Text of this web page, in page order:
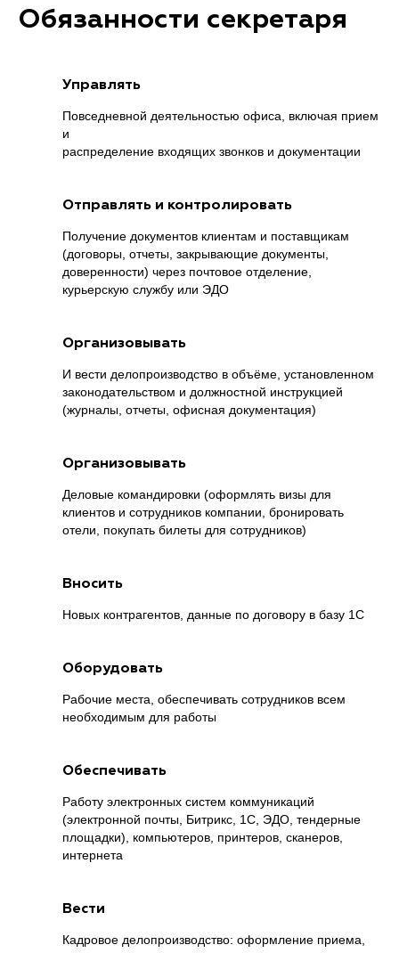
Обязанности секретаря
Управлять
Повседневной деятельностью офиса, включая прием
и
распределение входящих звонков и документации
Отправлять и контролировать
Получение документов клиентам и поставщикам
(договоры, отчеты, закрывающие документы,
доверенности) через почтовое отделение,
курьерскую службу или ЭДО
Организовывать
И вести делопроизводство в объёме, установленном
законодательством и должностной инструкцией
(журналы, отчеты, офисная документация)
Организовывать
Деловые командировки (оформлять визы для
клиентов и сотрудников компании, бронировать
отели, покупать билеты для сотрудников)
Вносить
Новых контрагентов, данные по договору в базу 1С
Оборудовать
Рабочие места, обеспечивать сотрудников всем
необходимым для работы
Обеспечивать
Работу электронных систем коммуникаций
(электронной почты, Битрикс, 1С, ЭДО, тендерные
площадки), компьютеров, принтеров, сканеров,
интернета
Вести
Кадровое делопроизводство: оформление приема,